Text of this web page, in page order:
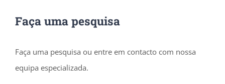
Faça uma pesquisa
Faça uma pesquisa ou entre em contacto com nossa
equipa especializada.